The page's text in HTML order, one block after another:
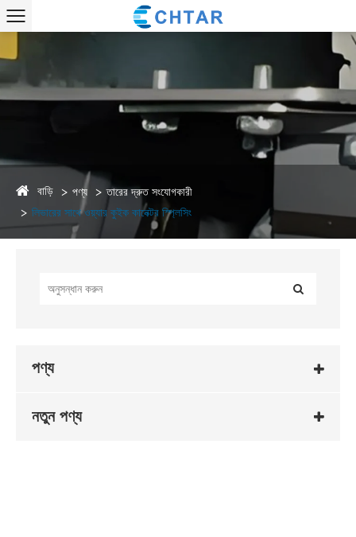
বাড়ি পণ্য
তারের দ্রুত সংযোগকারী
লিভারের সাথে ওয়্যার কুইক কানেক্টর স্প্লিসিং
পণ্য
নতুন পণ্য